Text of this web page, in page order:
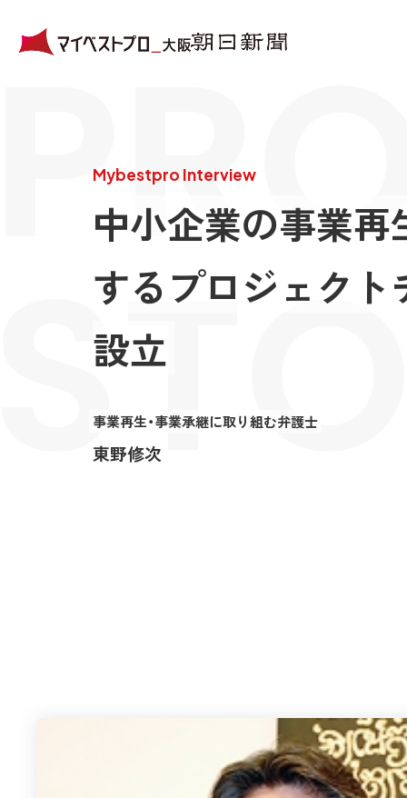
Mybestpro Interview
中小企業の事業再
するプロジェクト
設立
事業再生・事業承継に取り組む弁護士
東野修次